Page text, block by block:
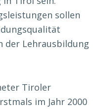
sollen
der Lehrausbildung
Tiroler
im Jahr 2000